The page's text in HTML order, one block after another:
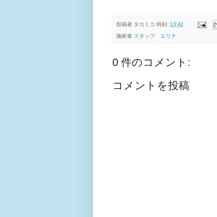
投稿者 タカミコ 時刻: 13:42
施術者 スタッフ エリナ
0 件のコメント:
コメントを投稿